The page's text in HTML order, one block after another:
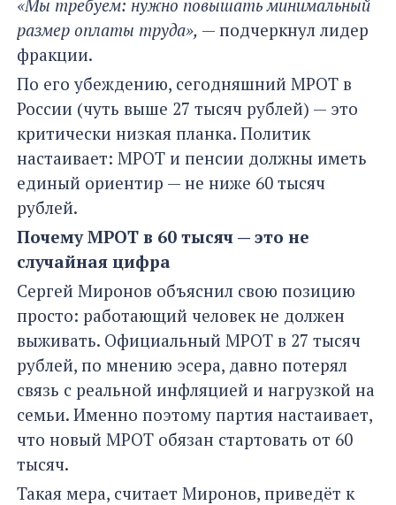
«Мы требуем: нужно повышать минимальный
размер оплаты труда», — подчеркнул лидер
фракции.
По его убеждению, сегодняшний МРОТ в
России (чуть выше 27 тысяч рублей) — это
критически низкая планка. Политик
настаивает: МРОТ и пенсии должны иметь
единый ориентир — не ниже 60 тысяч
рублей.
Почему МРОТ в 60 тысяч — это не
случайная цифра
Сергей Миронов объяснил свою позицию
просто: работающий человек не должен
выживать. Официальный МРОТ в 27 тысяч
рублей, по мнению эсера, давно потерял
связь с реальной инфляцией и нагрузкой на
семьи. Именно поэтому партия настаивает,
что новый МРОТ обязан стартовать от 60
тысяч.
Такая мера, считает Миронов, приведёт к